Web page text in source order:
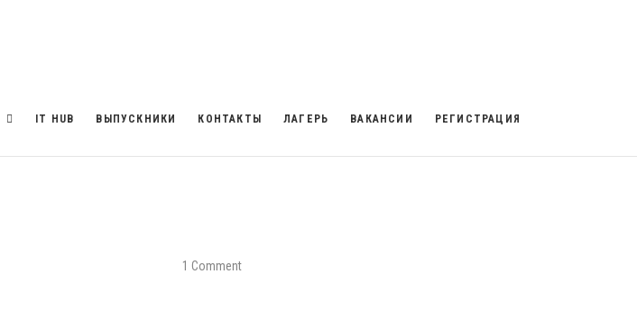
IT HUB ВЫПУСКНИКИ КОНТАКТЫ ЛАГЕРЬ ВАКАНСИИ РЕГИСТРАЦИЯ
1 Comment